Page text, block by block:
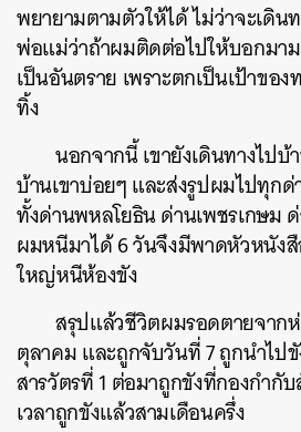
พยายามตามตัวให้ได้ ไม่ว่าจะเดิ
พ่อแม่ว่าถ้าผมติดต่อไปให้บอกมา
เป็นอันตราย เพราะตกเป็นเป้าขอ
ทิ้ง
นอกจากนี้ เขายังเดินทางไป
บ้านเขาบ่อยๆ และส่งรูปผมไปทุก
ทั้งด่านพหลโยธิน ด่านเพชรเกษม
ผมหนีมาได้ 6 วันจึงมีพาดหัวหนั
ใหญ่หนีห้องขัง
สรุปแล้วชีวิตผมรอดตายจาก
ตุลาคม และถูกจับวันที่ 7 ถูกนำไป
สารวัตรที่ 1 ต่อมาถูกขังที่กองกำกั
เวลาถูกขังแล้วสามเดือนครึ่ง